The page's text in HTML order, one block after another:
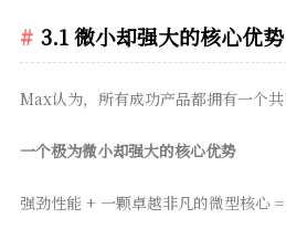
3.1 微小却强大的核心优势
Max认为，所有成功产品都拥有一个共
一个极为微小却强大的核心优势
强劲性能 + 一颗卓越非凡的微型核心